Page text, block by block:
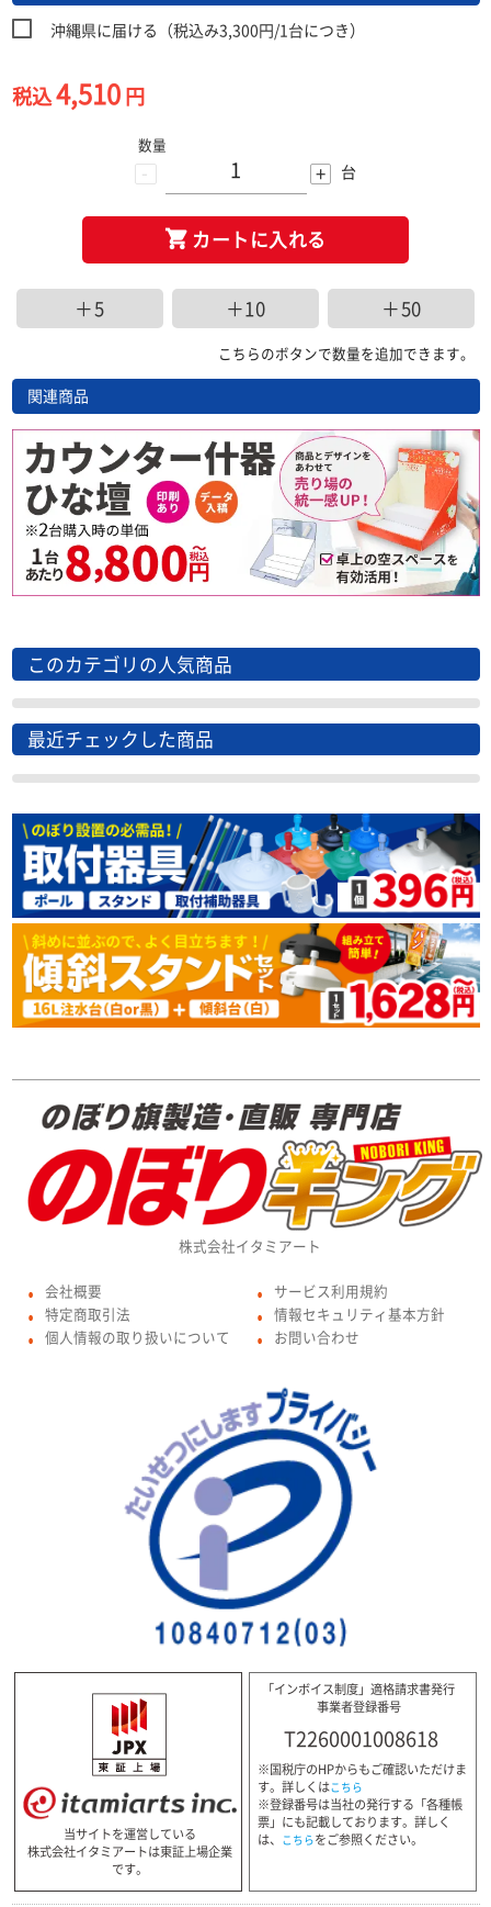
沖縄県に届ける（税込み3,300円/1台につき）
税込4,510円
-
数量
+ 台
カートに入れる
＋5 ＋10 ＋50
こちらのボタンで数量を追加できます。
関連商品
このカテゴリの人気商品
最近チェックした商品
株式会社イタミアート
● 会社概要
● 特定商取引法
● 個人情報の取り扱いについて
● サービス利用規約
● 情報セキュリティ基本方針
● お問い合わせ
当サイトを運営している
株式会社イタミアートは東証上場企業
です。
「インボイス制度」適格請求書発行
事業者登録番号
T2260001008618
※国税庁のHPからもご確認いただけま
す。詳しくはこちら
※登録番号は当社の発行する「各種帳
票」にも記載しております。詳しく
は、 こちらをご参照ください。